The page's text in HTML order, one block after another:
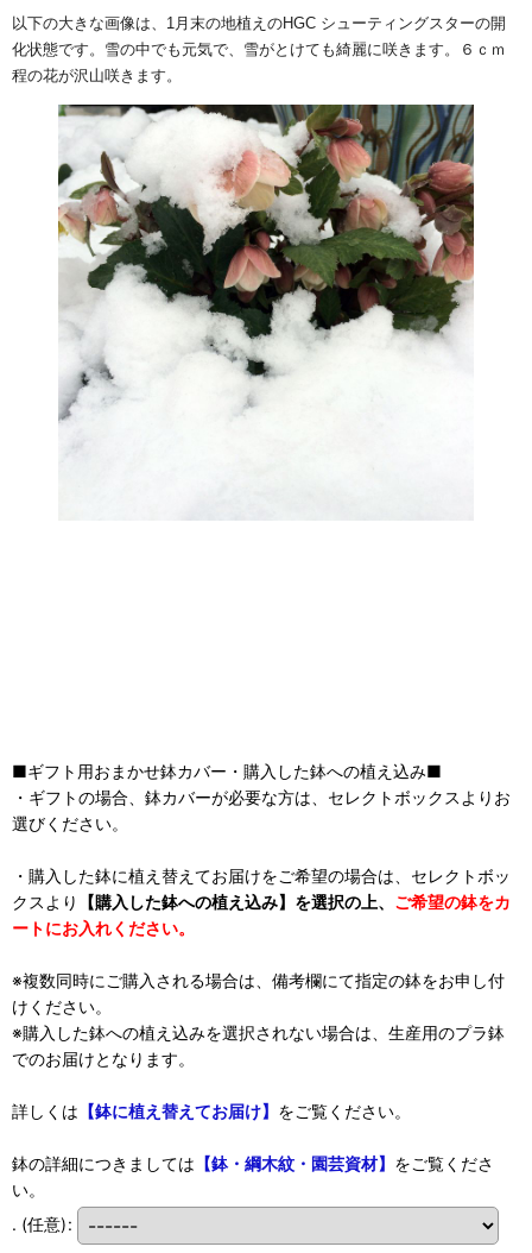
以下の大きな画像は、1月末の地植えのHGC シューティングスターの開
化状態です。雪の中でも元気で、雪がとけても綺麗に咲きます。６ｃｍ
程の花が沢山咲きます。
■ギフト用おまかせ鉢カバー・購入した鉢への植え込み■
・ギフトの場合、鉢カバーが必要な方は、セレクトボックスよりお
選びください。
・購入した鉢に植え替えてお届けをご希望の場合は、セレクトボッ
クスより
【購入した鉢への植え込み】を選択の上、 ご希望の鉢をカ
ートにお入れください。
※複数同時にご購入される場合は、備考欄にて指定の鉢をお申し付
けください。
※購入した鉢への植え込みを選択されない場合は、生産用のプラ鉢
でのお届けとなります。
詳しくは 【鉢に植え替えてお届け】 をご覧ください。
鉢の詳細につきましては 【鉢・綱木紋・園芸資材】 をご覧くださ
い。
. (任意):